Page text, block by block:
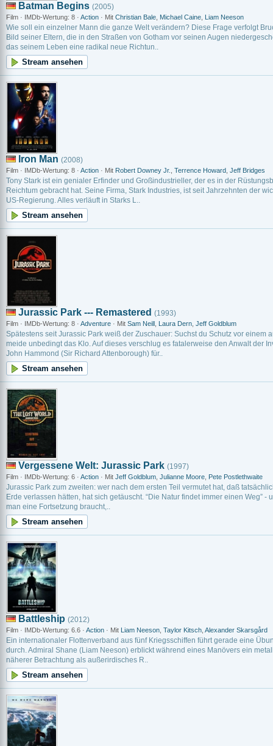
Batman Begins (2005)
Film · IMDb-Wertung: 8 · Action · Mit Christian Bale Michael Caine Liam Neeson
Wie soll ein einzelner Mann die ganze Welt verändern? Diese Frage verfolgt
Bild seiner Eltern, die in den Straßen von Gotham vor seinen Augen
das seinem Leben eine radikal neue Richtun..
Stream ansehen
Iron Man (2008)
Film · IMDb-Wertung: 8 · Action · Mit Robert Downey Jr. Terrence Howard Jeff Bridges
Tony Stark ist ein genialer Erfinder und Großindustrieller, der es in der
Reichtum gebracht hat. Seine Firma, Stark Industries, ist seit Jahrzehnten der
US-Regierung. Alles verläuft in Starks L..
Stream ansehen
Jurassic Park --- Remastered (1993)
Film · IMDb-Wertung: 8 · Adventure · Mit Sam Neill Laura Dern Jeff Goldblum
Spätestens seit Jurassic Park weiß der Zuschauer: Suchst du Schutz vor einem
meide unbedingt das Klo. Auf dieses verschlug es fatalerweise den Anwalt der
John Hammond (Sir Richard Attenborough) für..
Stream ansehen
Vergessene Welt: Jurassic Park (1997)
Film · IMDb-Wertung: 6 · Action · Mit Jeff Goldblum Julianne Moore Pete Postlethwaite
Jurassic Park zum zweiten: wer nach dem ersten Teil vermutet hat, daß
Erde verlassen hätten, hat sich getäuscht. “Die Natur findet immer einen Weg” -
man eine Fortsetzung braucht,..
Stream ansehen
Battleship (2012)
Film · IMDb-Wertung: 6.6 · Action · Mit Liam Neeson Taylor Kitsch Alexander Skarsgård
Ein internationaler Flottenverband aus fünf Kriegsschiffen führt gerade eine
durch. Admiral Shane (Liam Neeson) erblickt während eines Manövers ein
näherer Betrachtung als außerirdisches R..
Stream ansehen